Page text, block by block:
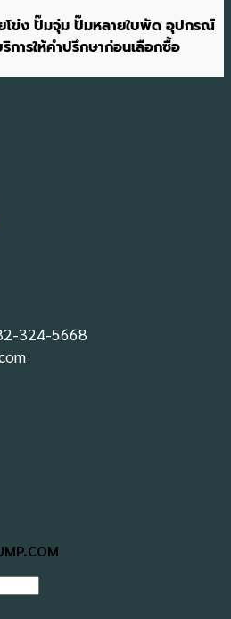
โข่ง ปั๊มจุ่ม ปั๊มหลายใบพัด อุปกรณ์
ารให้คำปรึกษาก่อนเลือกซื้อ
324-5668